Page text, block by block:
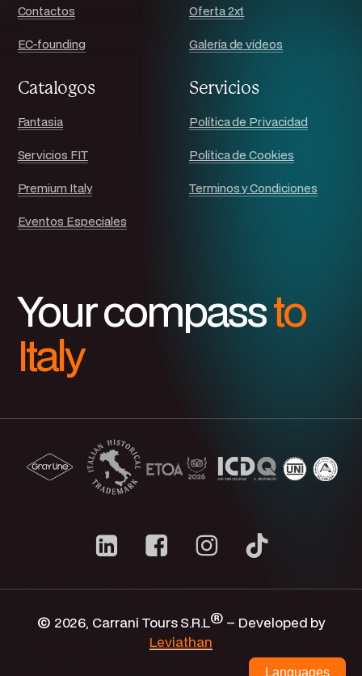
Contactos
EC-founding
Oferta 2x1
Galería de vídeos
Catalogos
Fantasia
Servicios FIT
Premium Italy
Eventos Especiales
Servicios
Política de Privacidad
Política de Cookies
Terminos y Condiciones
Your compassto
Italy
© 2026, Carrani Tours S.R.L® – Developed by
Leviathan
Languages
Sus opciones de privacidad